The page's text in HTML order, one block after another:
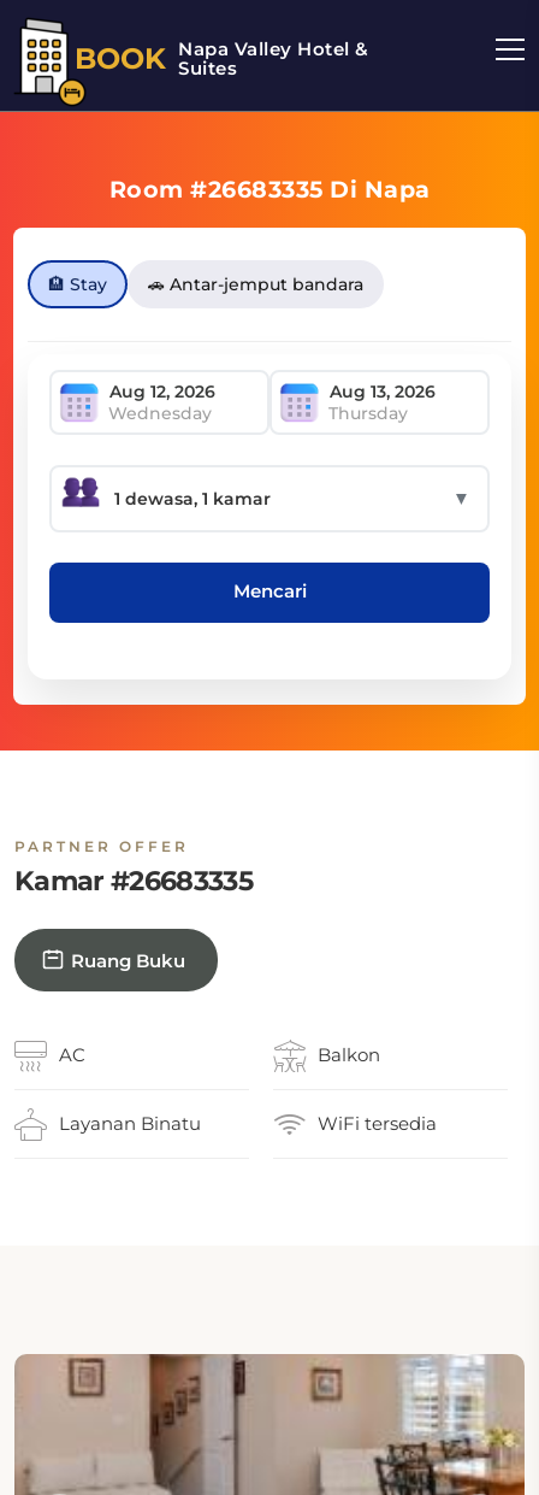
BOOK Napa Valley Hotel &
Suites
Room #26683335 Di Napa
🏨 Stay 🚗 Antar-jemput bandara
Wednesday Thursday
▼
Mencari
PARTNER OFFER
Kamar #26683335
Ruang Buku
AC Balkon
Layanan Binatu WiFi tersedia